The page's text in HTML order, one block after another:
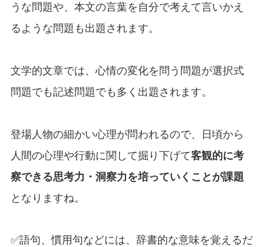
うな問題や、本文の言葉を自分で考えて言いかえ
るような問題も出題されます。
文学的文章では、心情の変化を問う問題が選択式
問題でも記述問題でも多く出題されます。
登場人物の細かい心理が問われるので、日頃から
人間の心理や行動に関して掘り下げて客観的に考
察できる思考力・洞察力を培っていくことが課題
となりますね。
✅語句、慣用句などには、辞書的な意味を覚えるだ